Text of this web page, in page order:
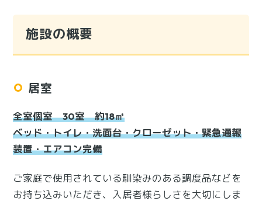
施設の概要
居室
全室個室 30室 約18㎡
ベッド・トイレ・洗面台・クローゼット・緊急通報
装置・エアコン完備
ご家庭で使用されている馴染みのある調度品などを
お持ち込みいただき、入居者様らしさを大切にしま